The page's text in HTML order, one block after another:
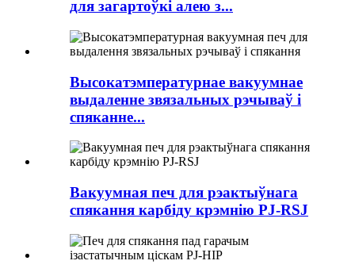
для загартоўкі алею з...
Высокатэмпературнае вакуумнае
выдаленне звязальных рэчываў і
спяканне...
Вакуумная печ для рэактыўнага
спякання карбіду крэмнію PJ-RSJ